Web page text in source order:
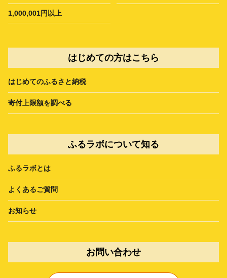
1,000,001円以上
はじめての方はこちら
はじめてのふるさと納税
寄付上限額を調べる
ふるラボについて知る
ふるラボとは
よくあるご質問
お知らせ
お問い合わせ